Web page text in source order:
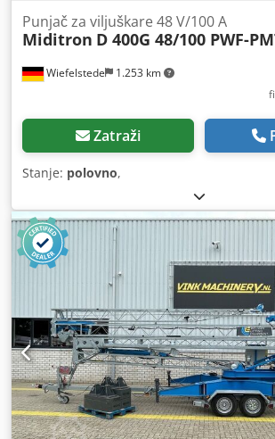
Wiefelstede 1.253 km
Punjač za viljuškare 48 V/100 A
Miditron D 400G 48/100 PWF-
Zatraži
Stanje: polovno,